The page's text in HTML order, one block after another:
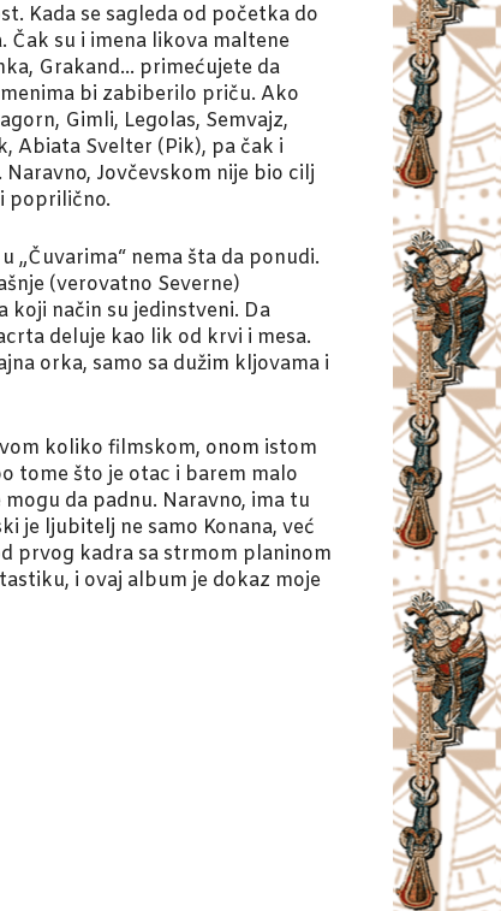
Kada se sagleda od početka do
su i imena likova maltene
Grakand… primećujete da
bi zabiberilo priču. Ako
Gimli, Legolas, Semvajz,
Abiata Svelter (Pik), pa čak i
Jovčevskom nije bio cilj
poprilično.
nema šta da ponudi.
(verovatno Severne)
način su jedinstveni. Da
deluje kao lik od krvi i mesa.
orka, samo sa dužim kljovama i
koliko filmskom, onom istom
tome što je otac i barem malo
da padnu. Naravno, ima tu
je ljubitelj ne samo Konana, već
prvog kadra sa strmom planinom
i ovaj album je dokaz moje